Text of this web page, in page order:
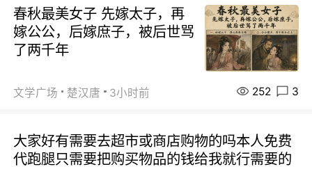
春秋最美女子 先嫁太子，再
嫁公公，后嫁庶子，被后世骂
了两千年
文学广场 楚汉唐 3小时前 252 3
大家好有需要去超市或商店购物的吗本人免费
代跑腿只需要把购买物品的钱给我就行需要的